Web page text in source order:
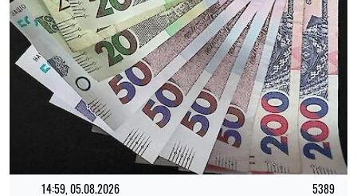
14:59, 05.08.2026 5389